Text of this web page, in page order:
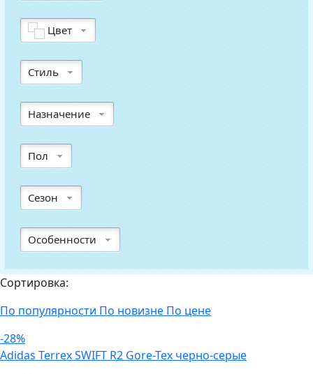
Цвет
Стиль
Назначение
Пол
Сезон
Особенности
Сортировка:
По популярности По новизне По цене
-28%
Adidas Terrex SWIFT R2 Gore-Tex черно-серые